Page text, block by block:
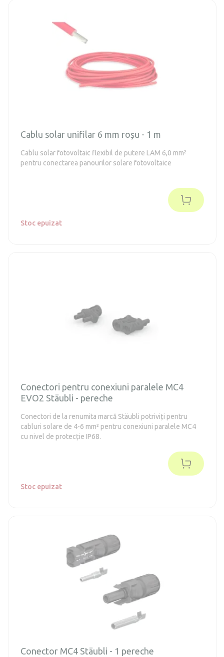
Cablu solar unifilar 6 mm roșu - 1 m
Cablu solar fotovoltaic flexibil de putere LAM 6,0 mm²
pentru conectarea panourilor solare fotovoltaice
Stoc epuizat
Conectori pentru conexiuni paralele MC4
EVO2 Stäubli - pereche
Conectori de la renumita marcă Stäubli potriviți pentru
cabluri solare de 4-6 mm² pentru conexiuni paralele MC4
cu nivel de protecție IP68.
Stoc epuizat
Conector MC4 Stäubli - 1 pereche